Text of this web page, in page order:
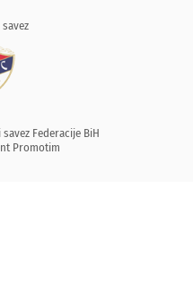
Federacije BiH
Promotim